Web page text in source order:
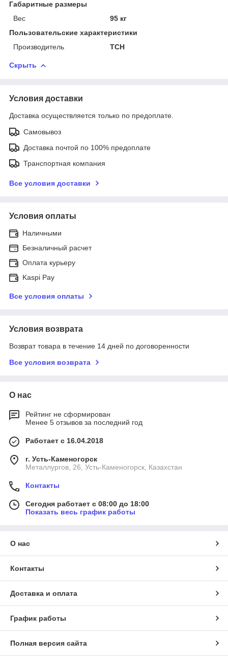
Габаритные размеры
Вес
95 кг
Пользовательские характеристики
Производитель
TCH
Скрыть
Условия доставки
Доставка осуществляется только по предоплате.
Самовывоз
Доставка почтой по 100% предоплате
Транспортная компания
Все условия доставки
Условия оплаты
Наличными
Безналичный расчет
Оплата курьеру
Kaspi Pay
Все условия оплаты
Условия возврата
Возврат товара в течение 14 дней по договоренности
Все условия возврата
О нас
Рейтинг не сформирован
Менее 5 отзывов за последний год
Работает с 16.04.2018
г. Усть-Каменогорск
Металлургов, 26, Усть-Каменогорск, Казахстан
Контакты
Сегодня работает с 08:00 до 18:00
Показать весь график работы
О нас
Контакты
Доставка и оплата
График работы
Полная версия сайта